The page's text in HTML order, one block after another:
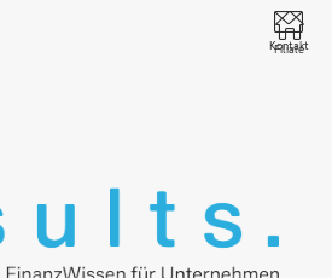
Kontakt
Filiale